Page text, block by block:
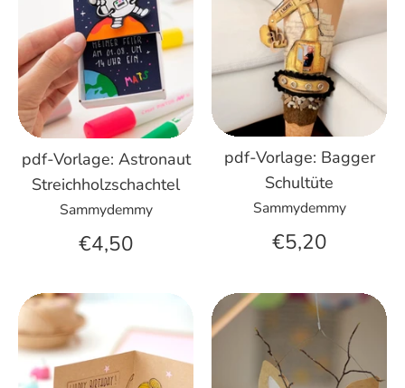
pdf-Vorlage: Astronaut
Streichholzschachtel
Sammydemmy
€4,50
pdf-Vorlage: Bagger
Schultüte
Sammydemmy
€5,20